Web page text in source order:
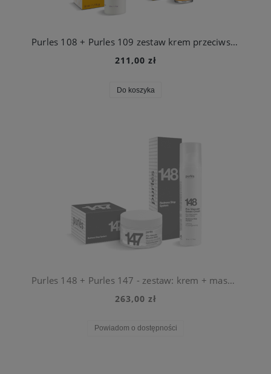
Purles 108 + Purles 109 zestaw krem przeciwstarzeniowy + rozświetlający i silnie odżywiajacy suchy olejek
211,00 zł
Do koszyka
Purles 148 + Purles 147 - zestaw: krem + maska do skóry naczynkowej
263,00 zł
Powiadom o dostępności